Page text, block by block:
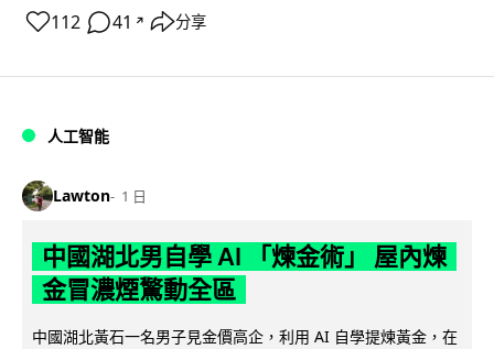
112 41 ↗ 分享
人工智能
Lawton 1 日
中國湖北男自學 AI 「煉金術」 屋內煉
金冒濃煙驚動全區
中國湖北黃石一名男子見金價高企，利用 AI 自學提煉黃金，在